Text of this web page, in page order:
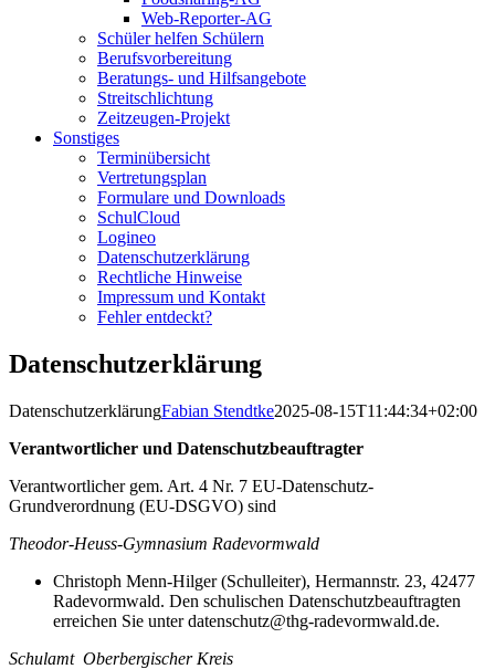
Web-Reporter-AG
Schüler helfen Schülern
Berufsvorbereitung
Beratungs- und Hilfsangebote
Streitschlichtung
Zeitzeugen-Projekt
Sonstiges
Terminübersicht
Vertretungsplan
Formulare und Downloads
SchulCloud
Logineo
Datenschutzerklärung
Rechtliche Hinweise
Impressum und Kontakt
Fehler entdeckt?
Datenschutzerklärung
DatenschutzerklärungFabian Stendtke2025-08-15T11:44:34+02:00
Verantwortlicher und Datenschutzbeauftragter
Verantwortlicher gem. Art. 4 Nr. 7 EU-Datenschutz-
Grundverordnung (EU-DSGVO) sind
Theodor-Heuss-Gymnasium Radevormwald
Christoph Menn-Hilger (Schulleiter), Hermannstr. 23, 42477
Radevormwald. Den schulischen Datenschutzbeauftragten
erreichen Sie unterdatenschutz@thg-radevormwald.de.
Schulamt Oberbergischer Kreis